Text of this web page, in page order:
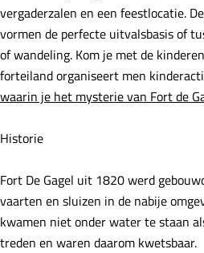
vergaderzalen en een feestlocatie.
vormen de perfecte uitvalsbasis of
of wandeling. Kom je met de
forteiland organiseert men
waarin je het mysterie van Fort de
Historie
Fort De Gagel uit 1820 werd
vaarten en sluizen in de nabije
kwamen niet onder water te staan
treden en waren daarom kwetsbaar.